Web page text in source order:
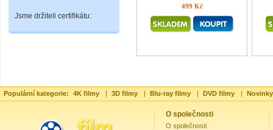
Jsme držiteli certifikátu:
499 Kč
Populární kategorie: 4K filmy | 3D filmy | Blu-ray filmy | DVD filmy |
O společnosti
O společnosti